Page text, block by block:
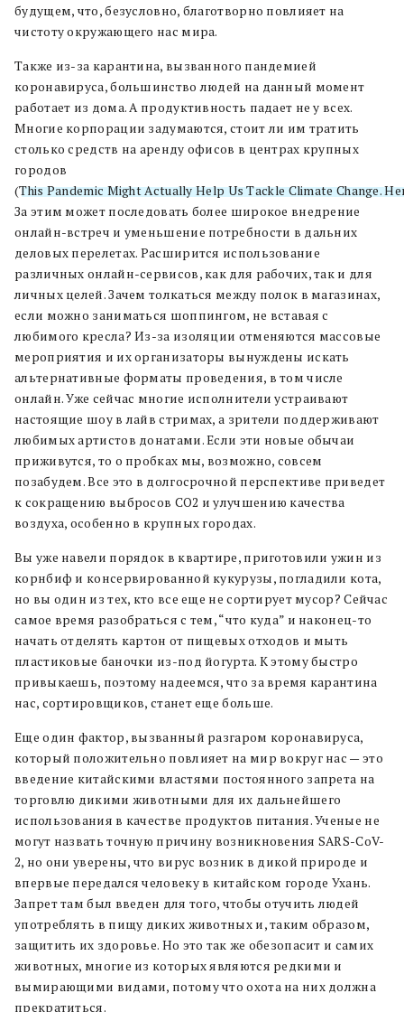
будущем, что, безусловно, благотворно повлияет на
чистоту окружающего нас мира.
Также из-за карантина, вызванного пандемией
коронавируса, большинство людей на данный момент
работает из дома. А продуктивность падает не у всех.
Многие корпорации задумаются, стоит ли им тратить
столько средств на аренду офисов в центрах крупных
городов
(This Pandemic Might Actually Help Us Tackle Climate Change.
За этим может последовать более широкое внедрение
онлайн-встреч и уменьшение потребности в дальних
деловых перелетах. Расширится использование
различных онлайн-сервисов, как для рабочих, так и для
личных целей. Зачем толкаться между полок в магазинах,
если можно заниматься шоппингом, не вставая с
любимого кресла? Из-за изоляции отменяются массовые
мероприятия и их организаторы вынуждены искать
альтернативные форматы проведения, в том числе
онлайн. Уже сейчас многие исполнители устраивают
настоящие шоу в лайв стримах, а зрители поддерживают
любимых артистов донатами. Если эти новые обычаи
приживутся, то о пробках мы, возможно, совсем
позабудем. Все это в долгосрочной перспективе приведет
к сокращению выбросов CO2 и улучшению качества
воздуха, особенно в крупных городах.
Вы уже навели порядок в квартире, приготовили ужин из
корнбиф и консервированной кукурузы, погладили кота,
но вы один из тех, кто все еще не сортирует мусор? Сейчас
самое время разобраться с тем, “что куда” и наконец-то
начать отделять картон от пищевых отходов и мыть
пластиковые баночки из-под йогурта. К этому быстро
привыкаешь, поэтому надеемся, что за время карантина
нас, сортировщиков, станет еще больше.
Еще один фактор, вызванный разгаром коронавируса,
который положительно повлияет на мир вокруг нас — это
введение китайскими властями постоянного запрета на
торговлю дикими животными для их дальнейшего
использования в качестве продуктов питания. Ученые не
могут назвать точную причину возникновения SARS-CoV-
2, но они уверены, что вирус возник в дикой природе и
впервые передался человеку в китайском городе Ухань.
Запрет там был введен для того, чтобы отучить людей
употреблять в пищу диких животных и, таким образом,
защитить их здоровье. Но это так же обезопасит и самих
животных, многие из которых являются редкими и
вымирающими видами, потому что охота на них должна
прекратиться.